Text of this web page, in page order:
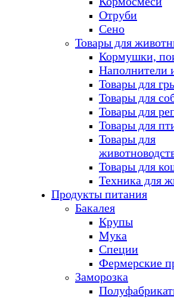
Отруби
Сено
Товары для
Кормушки,
Наполнители
Товары для
Товары для
Товары для
Товары для
Товары для
Товары для
Техника для
Продукты питания
Бакалея
Крупы
Мука
Специи
Фермерские
Заморозка